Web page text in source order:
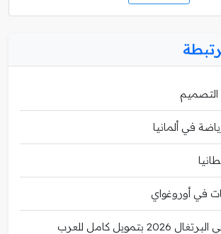
التصميم
في ألمانيا
في أوروغواي
بتمويل كامل للعرب